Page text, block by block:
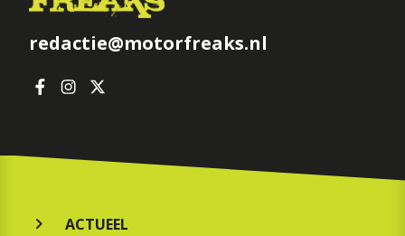
redactie@motorfreaks.nl
ACTUEEL